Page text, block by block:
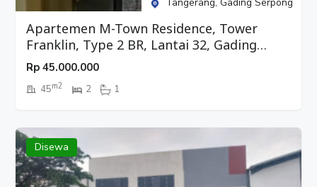
Apartemen M-Town Residence, Tower
Franklin, Type 2 BR, Lantai 32, Gading
Serpong, Tangerang
Rp 45.000.000
45m2 2 1
Disewa